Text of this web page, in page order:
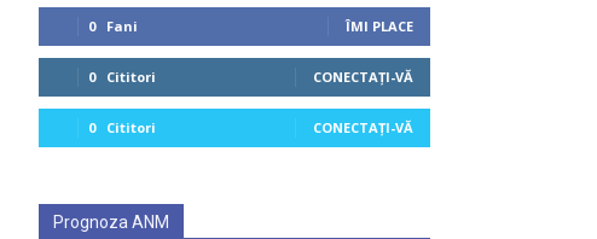
0 Fani ÎMI PLACE
0 Cititori CONECTAȚI-VĂ
0 Cititori CONECTAȚI-VĂ
Prognoza ANM